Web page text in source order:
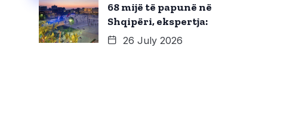
68 mijë të papunë në
Shqipëri, ekspertja:
26 July 2026